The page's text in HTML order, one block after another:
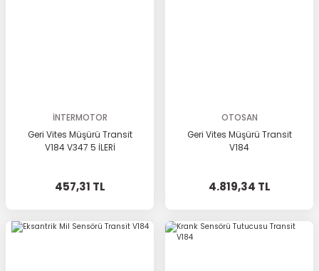
İNTERMOTOR
Geri Vites Müşürü Transit
V184 V347 5 İLERİ
457,31 TL
OTOSAN
Geri Vites Müşürü Transit
V184
4.819,34 TL